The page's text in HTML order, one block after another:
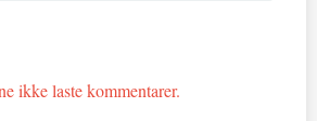
ikke laste kommentarer.